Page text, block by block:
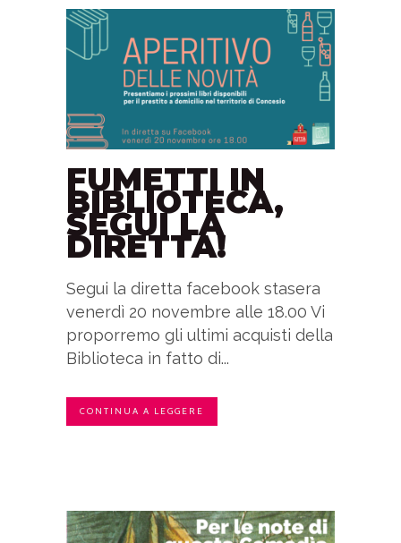
FUMETTI IN
BIBLIOTECA,
SEGUI LA
DIRETTA!
Segui la diretta facebook stasera
venerdì 20 novembre alle 18.00 Vi
proporremo gli ultimi acquisti della
Biblioteca in fatto di...
CONTINUA A LEGGERE